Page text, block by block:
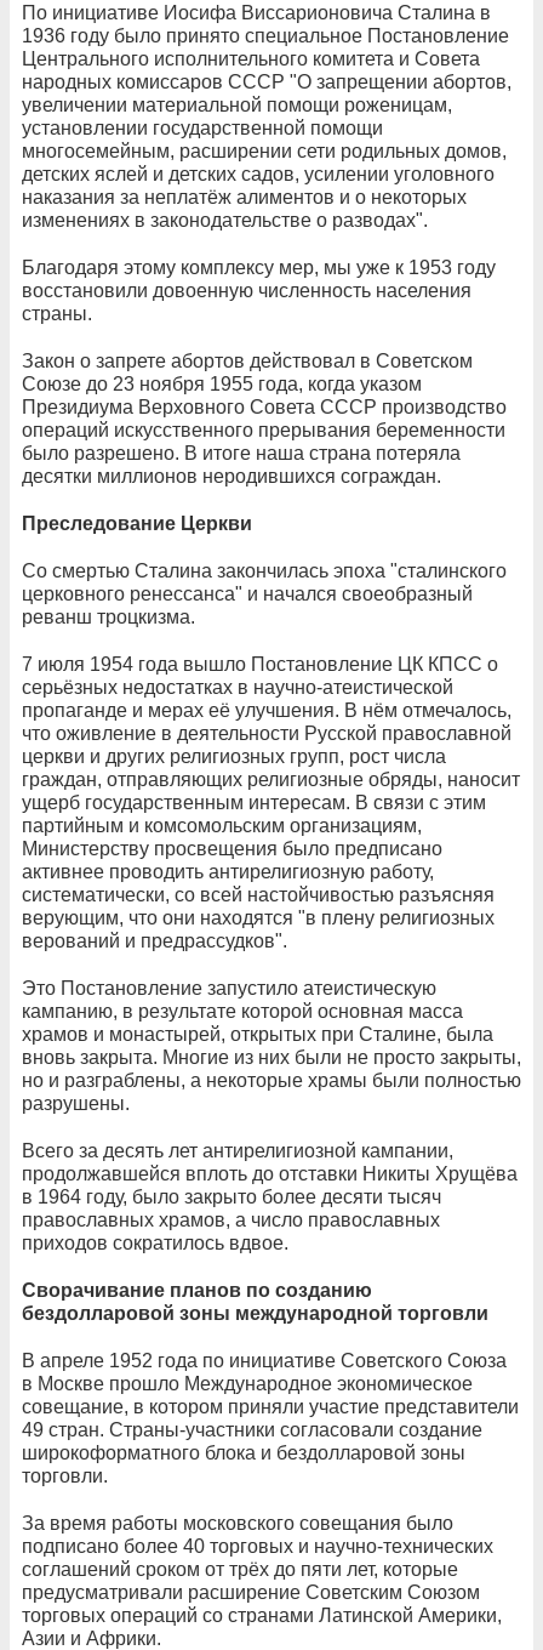
По инициативе Иосифа Виссарионовича Сталина в
1936 году было принято специальное Постановление
Центрального исполнительного комитета и Совета
народных комиссаров СССР "О запрещении абортов,
увеличении материальной помощи роженицам,
установлении государственной помощи
многосемейным, расширении сети родильных домов,
детских яслей и детских садов, усилении уголовного
наказания за неплатёж алиментов и о некоторых
изменениях в законодательстве о разводах".
Благодаря этому комплексу мер, мы уже к 1953 году
восстановили довоенную численность населения
страны.
Закон о запрете абортов действовал в Советском
Союзе до 23 ноября 1955 года, когда указом
Президиума Верховного Совета СССР производство
операций искусственного прерывания беременности
было разрешено. В итоге наша страна потеряла
десятки миллионов неродившихся сограждан.
Преследование Церкви
Со смертью Сталина закончилась эпоха "сталинского
церковного ренессанса" и начался своеобразный
реванш троцкизма.
7 июля 1954 года вышло Постановление ЦК КПСС о
серьёзных недостатках в научно-атеистической
пропаганде и мерах её улучшения. В нём отмечалось,
что оживление в деятельности Русской православной
церкви и других религиозных групп, рост числа
граждан, отправляющих религиозные обряды, наносит
ущерб государственным интересам. В связи с этим
партийным и комсомольским организациям,
Министерству просвещения было предписано
активнее проводить антирелигиозную работу,
систематически, со всей настойчивостью разъясняя
верующим, что они находятся "в плену религиозных
верований и предрассудков".
Это Постановление запустило атеистическую
кампанию, в результате которой основная масса
храмов и монастырей, открытых при Сталине, была
вновь закрыта. Многие из них были не просто закрыты,
но и разграблены, а некоторые храмы были полностью
разрушены.
Всего за десять лет антирелигиозной кампании,
продолжавшейся вплоть до отставки Никиты Хрущёва
в 1964 году, было закрыто более десяти тысяч
православных храмов, а число православных
приходов сократилось вдвое.
Сворачивание планов по созданию
бездолларовой зоны международной торговли
В апреле 1952 года по инициативе Советского Союза
в Москве прошло Международное экономическое
совещание, в котором приняли участие представители
49 стран. Страны-участники согласовали создание
широкоформатного блока и бездолларовой зоны
торговли.
За время работы московского совещания было
подписано более 40 торговых и научно-технических
соглашений сроком от трёх до пяти лет, которые
предусматривали расширение Советским Союзом
торговых операций со странами Латинской Америки,
Азии и Африки.